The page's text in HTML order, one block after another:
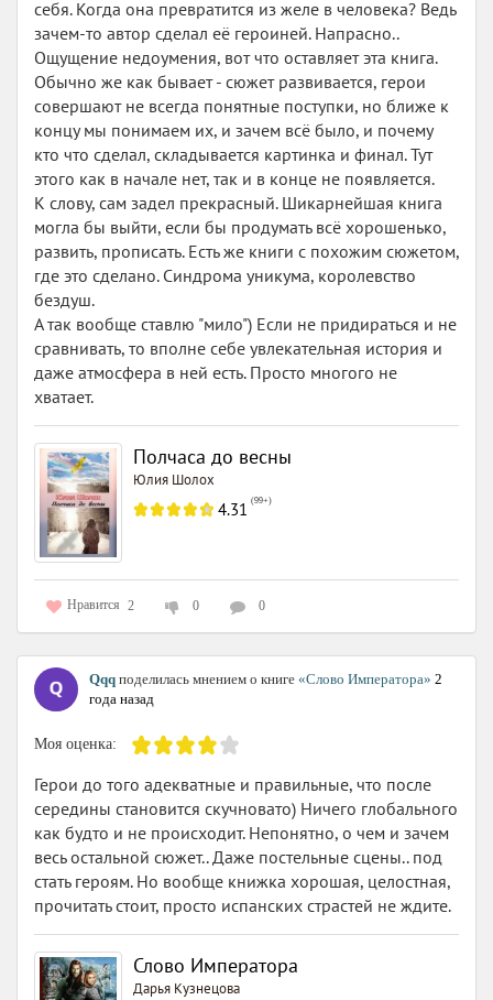
себя. Когда она превратится из желе в человека? Ведь
зачем-то автор сделал её героиней. Напрасно..
Ощущение недоумения, вот что оставляет эта книга.
Обычно же как бывает - сюжет развивается, герои
совершают не всегда понятные поступки, но ближе к
концу мы понимаем их, и зачем всё было, и почему
кто что сделал, складывается картинка и финал. Тут
этого как в начале нет, так и в конце не появляется.
К слову, сам задел прекрасный. Шикарнейшая книга
могла бы выйти, если бы продумать всё хорошенько,
развить, прописать. Есть же книги с похожим сюжетом,
где это сделано. Синдрома уникума, королевство
бездуш.
А так вообще ставлю "мило") Если не придираться и не
сравнивать, то вполне себе увлекательная история и
даже атмосфера в ней есть. Просто многого не
хватает.
Полчаса до весны
Юлия Шолох
4.31 (99+)
Нравится 2 0 0
Qqq поделилась мнением о книге «Слово Императора» 2
года назад
Моя оценка:
Герои до того адекватные и правильные, что после
середины становится скучновато) Ничего глобального
как будто и не происходит. Непонятно, о чем и зачем
весь остальной сюжет.. Даже постельные сцены.. под
стать героям. Но вообще книжка хорошая, целостная,
прочитать стоит, просто испанских страстей не ждите.
Слово Императора
Дарья Кузнецова